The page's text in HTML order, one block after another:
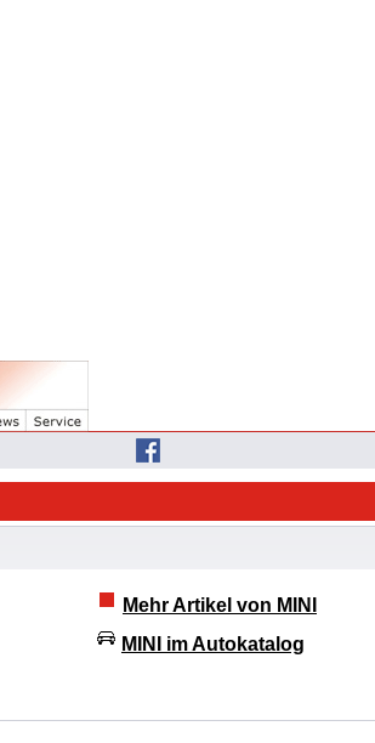
Mehr Artikel von MINI
MINI im Autokatalog